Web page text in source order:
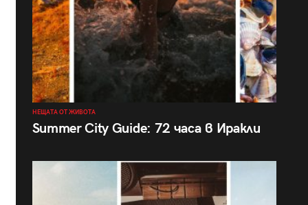
НЕЩАТА ОТ ЖИВОТА
Summer City Guide: 72 часа в Иракли